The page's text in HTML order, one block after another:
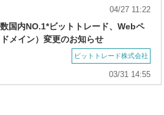
04/27 11:22
国内NO.1*ビットトレード、Webペ
メイン）変更のお知らせ
ビットトレード株式会社
03/31 14:55